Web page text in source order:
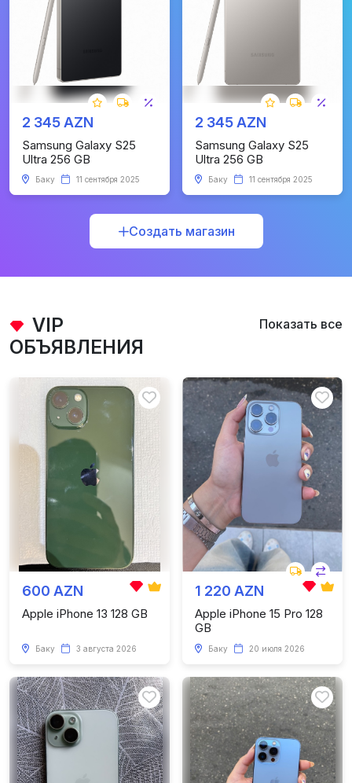
2 345 AZN
Samsung Galaxy S25
Ultra 256 GB
Баку 11 сентября 2025
2 345 AZN
Samsung Galaxy S25
Ultra 256 GB
Баку 11 сентября 2025
Создать магазин
VIP
ОБЪЯВЛЕНИЯ
Показать все
600 AZN
Apple iPhone 13 128 GB
Баку 3 августа 2026
1 220 AZN
Apple iPhone 15 Pro 128
GB
Баку 20 июля 2026